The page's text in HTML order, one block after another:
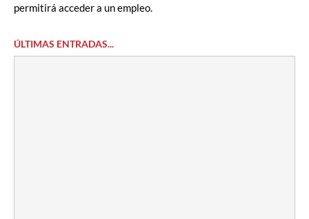
permitirá acceder a un empleo.
ÚLTIMAS ENTRADAS...